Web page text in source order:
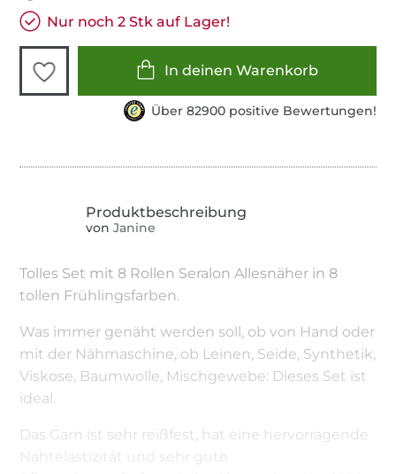
Nur noch 2 Stk auf Lager!
In deinen Warenkorb
Über 82900 positive Bewertungen!
von Janine
Tolles Set mit 8 Rollen Seralon Allesnäher in 8
tollen Frühlingsfarben.
Was immer genäht werden soll, ob von Hand oder
mit der Nähmaschine, ob Leinen, Seide, Synthetik,
Viskose, Baumwolle, Mischgewebe: Dieses Set ist
ideal.
Das Garn ist sehr reißfest, hat eine hervorragende
Nahtelastizität und sehr gute